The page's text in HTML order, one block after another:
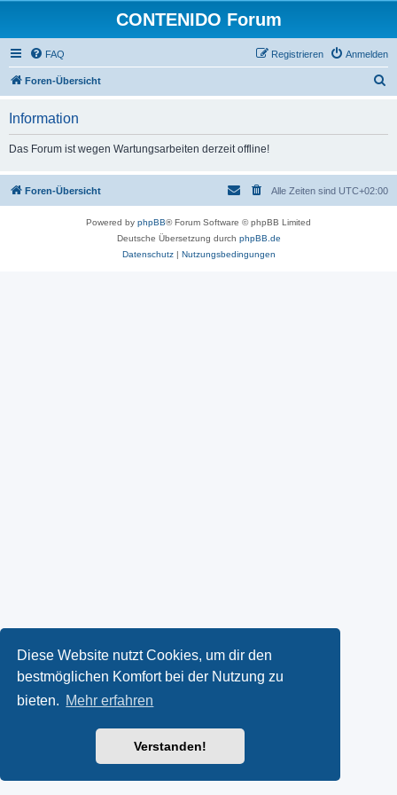
Diese Website nutzt Cookies, um dir den
bestmöglichen Komfort bei der Nutzung zu
bieten. Mehr erfahren
Verstanden!
CONTENIDO Forum
FAQ Anmelden
Registrieren
Foren-Übersicht
Information
Das Forum ist wegen Wartungsarbeiten derzeit offline!
Foren-Übersicht Alle Zeiten sind UTC+02:00
Powered by phpBB® Forum Software © phpBB Limited
Deutsche Übersetzung durch phpBB.de
Datenschutz| Nutzungsbedingungen